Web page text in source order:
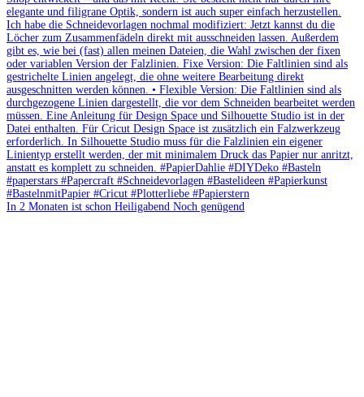
In 2 Monaten ist schon Heiligabend Noch genügend